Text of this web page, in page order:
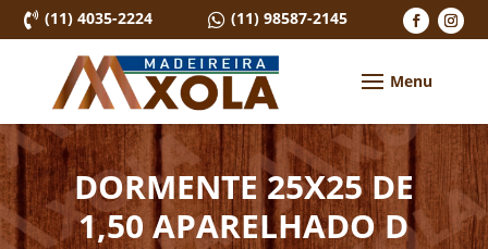
 (11) 4035-2224  (11) 98587-2145
DORMENTE 25X25 DE
1,50 APARELHADO D